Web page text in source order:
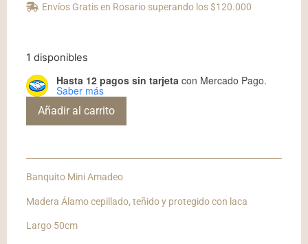
Envíos Gratis en Rosario superando los $120.000
1 disponibles
Hasta 12 pagos sin tarjeta con Mercado Pago.
Saber más
Añadir al carrito
Banquito Mini Amadeo
Madera Álamo cepillado, teñido y protegido con laca
Largo 50cm